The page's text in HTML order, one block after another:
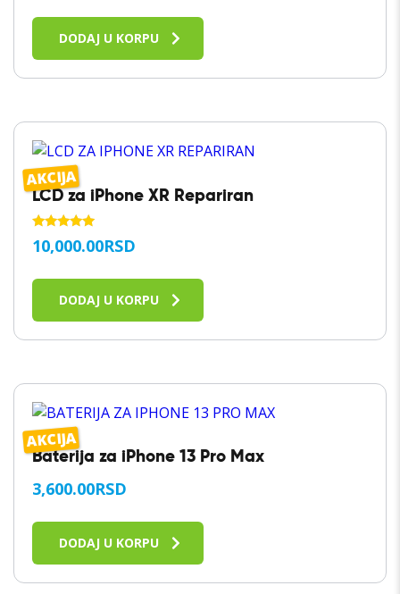
DODAJ U KORPU
AKCIJA
LCD za iPhone XR Repariran
OCENJENO
SA
10,000.00RSD
DODAJ U KORPU
AKCIJA
Baterija za iPhone 13 Pro Max
3,600.00RSD
DODAJ U KORPU